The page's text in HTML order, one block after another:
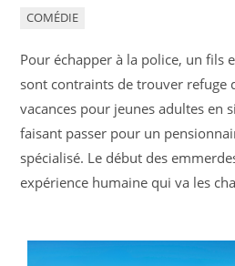
COMÉDIE
Pour échapper à la police, un fils
sont contraints de trouver refuge
vacances pour jeunes adultes en
faisant passer pour un
spécialisé. Le début des
expérience humaine qui va les